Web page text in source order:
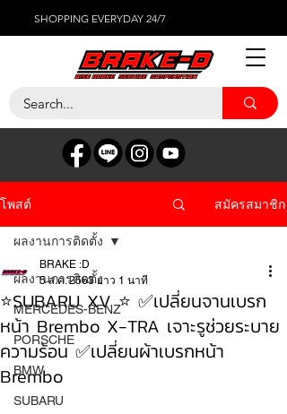
SHOPPING EVERYDAY 24/7
โพสต์ สมัครสมาชิก
ผลงานการติดตั้ง
MERCEDES-BENZ
PORSCHE
BMW
SUBARU
ผลงานการติดตั้ง
⭐️SUBARU XV ⭐️ ✅เปลี่ยนจานเบรก
หน้า Brembo X-TRA เจาะรูช่วยระบาย
ความร้อน ✅เปลี่ยนผ้าเบรกหน้า
Brembo
BRAKE :D
5 ส.ค. 2563 ยาว 1 นาที